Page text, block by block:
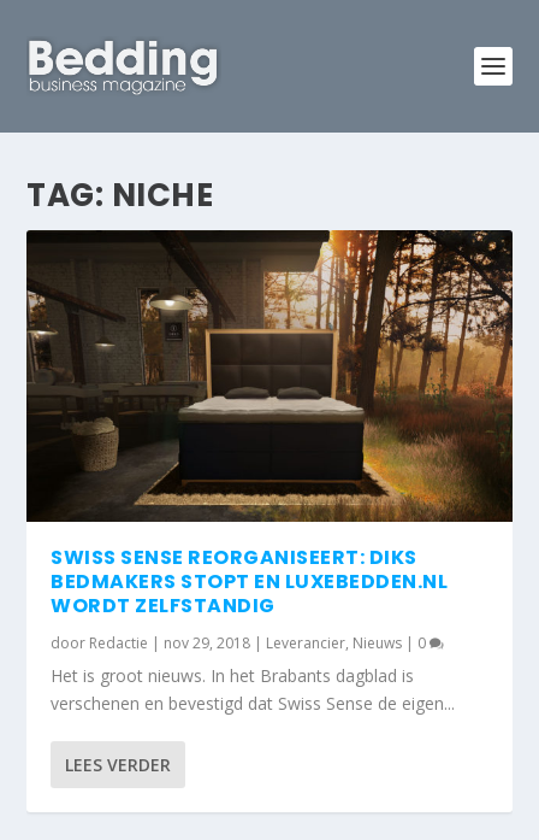
TAG: NICHE
SWISS SENSE REORGANISEERT: DIKS
BEDMAKERS STOPT EN LUXEBEDDEN.NL
WORDT ZELFSTANDIG
door Redactie | nov 29, 2018 | Leverancier, Nieuws | 0
Het is groot nieuws. In het Brabants dagblad is
verschenen en bevestigd dat Swiss Sense de eigen...
LEES VERDER